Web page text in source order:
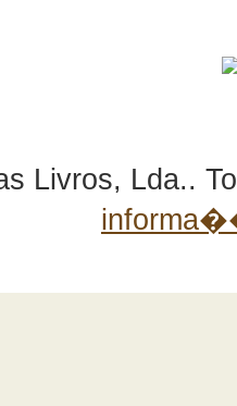
Livros, Lda..